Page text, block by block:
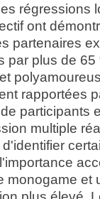
régressions
ont
partenaires
par plus de
rapportées
participants
multiple
monogame et